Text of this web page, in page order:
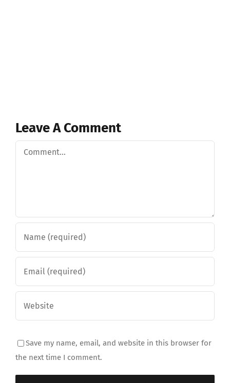
Leave A Comment
Comment
Save my name, email, and website in this browser for
the next time I comment.